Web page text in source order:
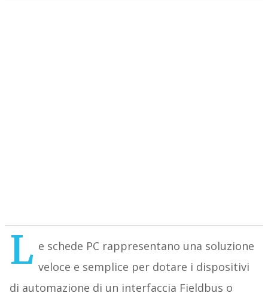
L e schede PC rappresentano una soluzione
veloce e semplice per dotare i dispositivi
di automazione di un interfaccia Fieldbus o